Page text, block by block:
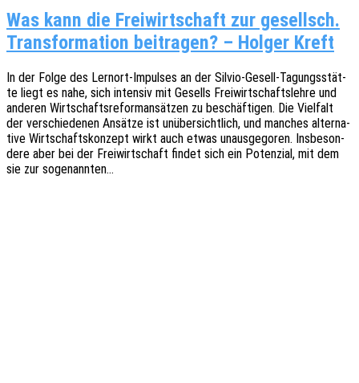
Was kann die Freiwirtschaft zur gesellsch.
Transformation beitragen? – Holger Kreft
In der Folge des Lern­ort-Impul­­ses an der Silvio-Gesell-Tagungs­­­stä­t­­
te liegt es nahe, sich inten­siv mit Gesells Frei­wirt­schafts­leh­re und
ande­ren Wirt­schafts­re­form­an­sät­zen zu beschäf­ti­gen. Die Viel­falt
der verschie­de­nen Ansät­ze ist unüber­sicht­lich, und manches alter­na­
ti­ve Wirt­schafts­kon­zept wirkt auch etwas unaus­ge­go­ren. Insbe­son­
de­re aber bei der Frei­wirt­schaft findet sich ein Poten­zi­al, mit dem
sie zur sogenannten…